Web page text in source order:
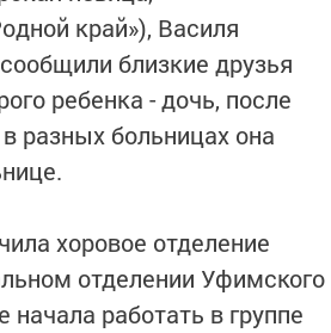
край»), Василя
близкие друзья
ребенка - дочь, после
разных больницах она
хоровое отделение
отделении Уфимского
начала работать в группе